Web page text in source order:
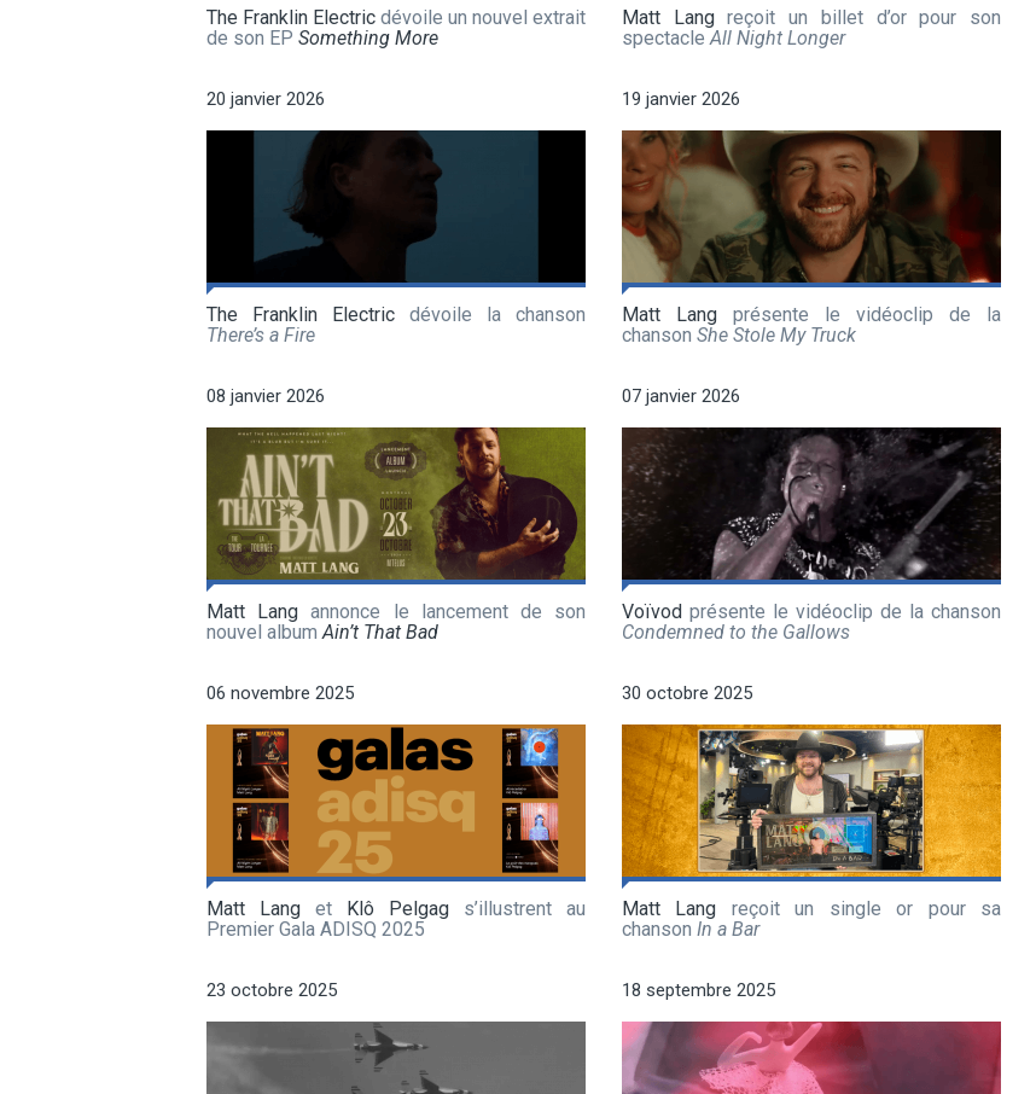
The Franklin Electric dévoile un nouvel extrait
de son EP Something More
Matt Langreçoit un billet d’or pour son
spectacle All Night Longer
20 janvier 2026
The Franklin Electric dévoile la chanson
There’s a Fire
19 janvier 2026
Matt Lang présente le vidéoclip de la
chanson She Stole My Truck
08 janvier 2026
Matt Lang annonce le lancement de son
nouvel album Ain’t That Bad
07 janvier 2026
Voïvod présente le vidéoclip de la chanson
Condemned to the Gallows
06 novembre 2025
Matt Lang et Klô Pelgag s’illustrent au
Premier Gala ADISQ 2025
30 octobre 2025
Matt Lang reçoit un single or pour sa
chanson In a Bar
23 octobre 2025 18 septembre 2025